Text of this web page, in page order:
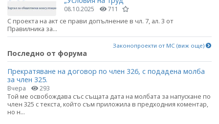
08.10.2025 711
С проекта на акт се прави допълнение в чл. 7, ал. 3 от
Правилника за...
Законопроекти от МС (виж още)
Последно от форума
Прекратяване на договор по член 326, с подадена молба
за член 325.
Вчера 293
Той ме освобождава със същата дата на молбата за напускане по
член 325 с текста, който съм приложила в предходния коментар,
но н...